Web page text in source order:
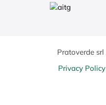
Pratoverde srl
Privacy Policy